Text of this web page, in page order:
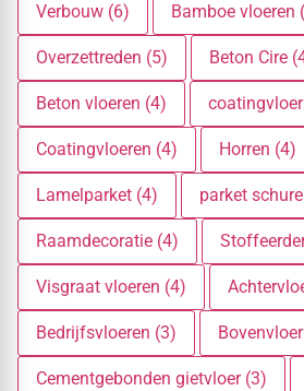
Verbouw (6) Bamboe vloeren
Overzettreden (5) Beton Cire
Beton vloeren (4)
Coatingvloeren (4) Horren (4)
Lamelparket (4) parket
Raamdecoratie (4)
Visgraat vloeren (4)
Bedrijfsvloeren (3)
Cementgebonden gietvloer (3)